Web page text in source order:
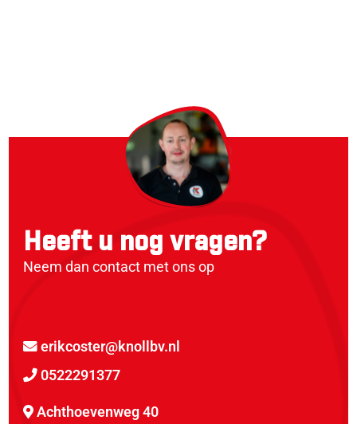
Heeft u nog vragen?
Neem dan contact met ons op
erikcoster@knollbv.nl
0522291377
Achthoevenweg 40